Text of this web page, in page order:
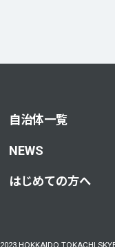
自治体一覧
NEWS
はじめての方へ
2023 HOKKAIDO TOKACHI